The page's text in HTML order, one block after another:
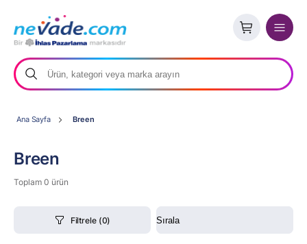
Ana Sayfa Breen
Breen
Toplam 0 ürün
Filtrele (0)